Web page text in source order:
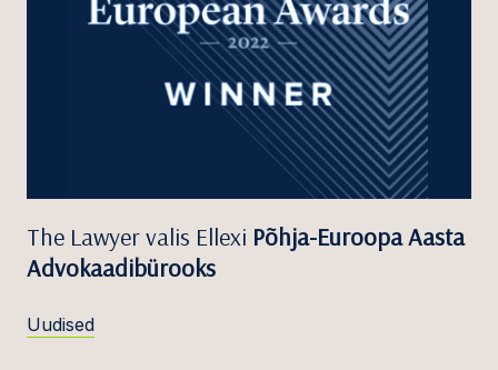
The Lawyer valis Ellexi Põhja-Euroopa Aasta
Advokaadibürooks
Uudised